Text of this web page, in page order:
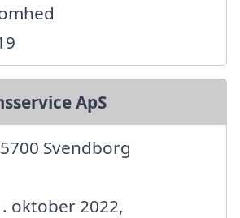
ApS
Svendborg
oktober 2022,